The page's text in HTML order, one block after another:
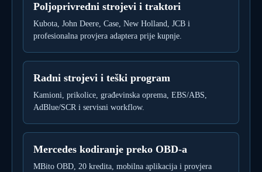
Poljoprivredni strojevi i traktori
Kubota, John Deere, Case, New Holland, JCB i
profesionalna provjera adaptera prije kupnje.
Radni strojevi i teški program
Kamioni, prikolice, građevinska oprema, EBS/ABS,
AdBlue/SCR i servisni workflow.
Mercedes kodiranje preko OBD-a
MBito OBD, 20 kredita, mobilna aplikacija i provjera